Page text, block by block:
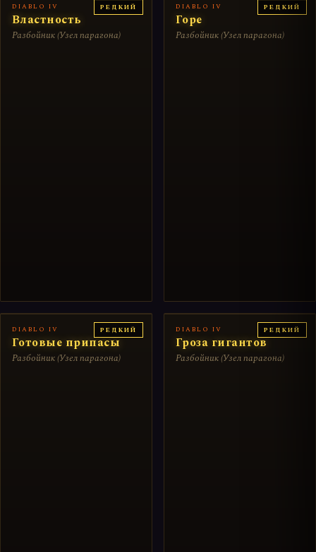
РЕДКИЙ
DIABLO IV
Властность
Разбойник (Узел парагона)
РЕДКИЙ
DIABLO IV
Горе
Разбойник (Узел парагона)
РЕДКИЙ
DIABLO IV
Готовые припасы
Разбойник (Узел парагона)
РЕДКИЙ
DIABLO IV
Гроза гигантов
Разбойник (Узел парагона)